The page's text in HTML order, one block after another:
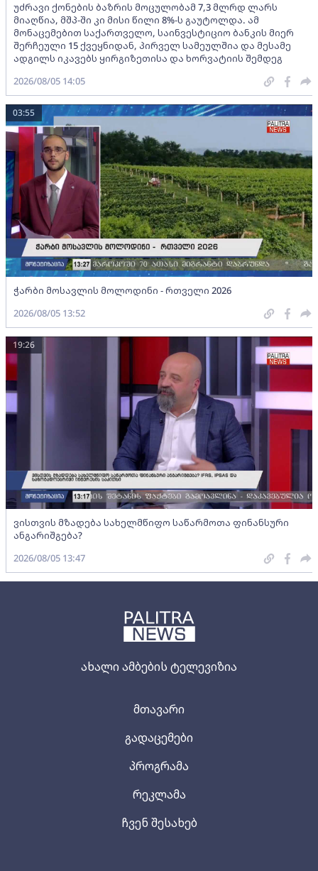
ახალი ამბების ტელევიზია
მთავარი
გადაცემები
პროგრამა
რეკლამა
ჩვენ შესახებ
უძრავი ქონების ბაზრის მოცულობამ 7,3 მლრდ ლარს
მიაღწია, მშპ-ში კი მისი წილი 8%-ს გაუტოლდა. ამ
მონაცემებით საქართველო, საინვესტიციო ბანკის მიერ
შერჩეული 15 ქვეყნიდან, პირველ სამეულშია და მესამე
ადგილს იკავებს ყირგიზეთისა და ხორვატიის შემდეგ
2026/08/05 14:05
ჭარბი მოსავლის მოლოდინი - რთველი 2026
03:55
2026/08/05 13:52
ვისთვის მზადება სახელმწიფო საწარმოთა ფინანსური
ანგარიშგება?
19:26
2026/08/05 13:47